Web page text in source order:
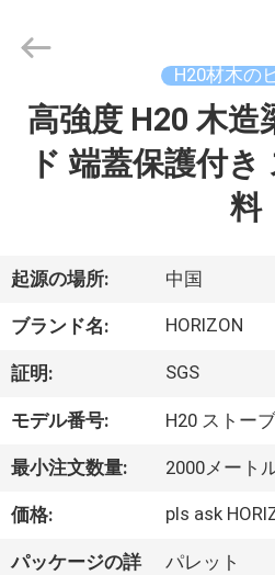
家
私
達
に
つ
て
LTD..
Developed
H20材木の
高強度 H20 木造
ド 端蓋保護付
料
起源の場所: 中国
ブランド名: HORIZON
証明: SGS
モデル番号: H20 ストー
最小注文数量: 2000メート
価格: pls ask
パッケージの詳
パレット